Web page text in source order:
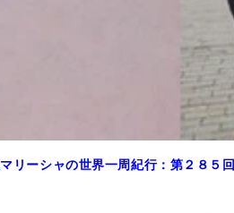
ーシャの世界一周紀行：第２８５回